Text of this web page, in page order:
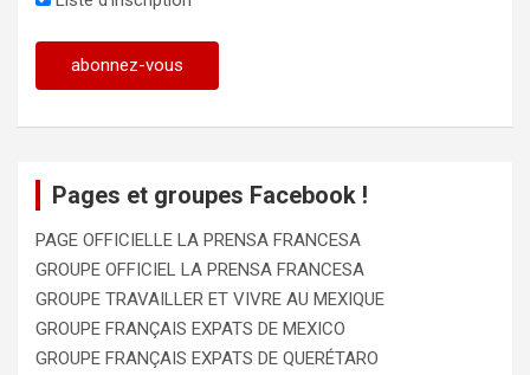
Pages et groupes Facebook !
PAGE OFFICIELLE LA PRENSA FRANCESA
GROUPE OFFICIEL LA PRENSA FRANCESA
GROUPE TRAVAILLER ET VIVRE AU MEXIQUE
GROUPE FRANÇAIS EXPATS DE MEXICO
GROUPE FRANÇAIS EXPATS DE QUERÉTARO